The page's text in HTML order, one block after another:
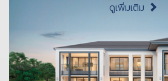
ดูเพิ่มเติม